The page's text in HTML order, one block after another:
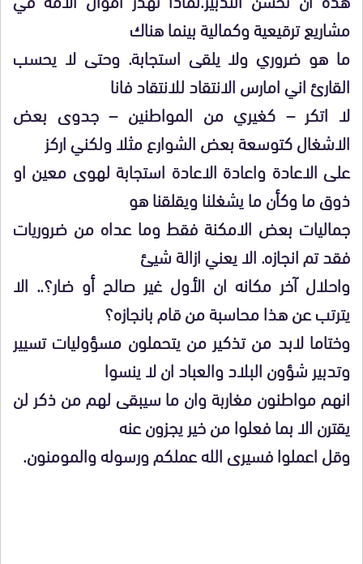
مشاريع ترقيعية وكمالية بينما هناك
ما هو ضروري ولا يلقى استجابة. وحتى لا يحسب
القارئ اني امارس الانتقاد للانتقاد فانا
لا اتكر – كغيري من المواطنين – جدوى بعض
الاشغال كتوسعة بعض الشوارع مثلا ولكني اركز
على الاعادة واعادة الاعادة استجابة لهوى معين او
ذوق ما وكأن ما يشغلنا ويقلقنا هو
جماليات بعض الامكنة فقط وما عداه من ضروريات
فقد تم انجازه. الا يعني ازالة شيئ
واحلال آخر مكانه ان الأول غير صالح أو ضار؟.. الا
يترتب عن هذا محاسبة من قام بانجازه؟
وختاما لابد من تذكير من يتحملون مسؤوليات تسيير
وتدبير شؤون البلاد والعباد ان لا ينسوا
انهم مواطنون مغاربة وان ما سيبقى لهم من ذكر لن
يقترن الا بما فعلوا من خير يجزون عنه
وقل اعملوا فسيرى الله عملكم ورسوله والمومنون.